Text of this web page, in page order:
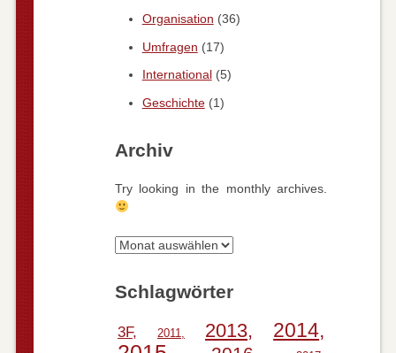
Organisation (36)
Umfragen (17)
International(5)
Geschichte(1)
Archiv
Try looking in the monthly archives.
Archiv
Schlagwörter
3F 2011 2013 2014